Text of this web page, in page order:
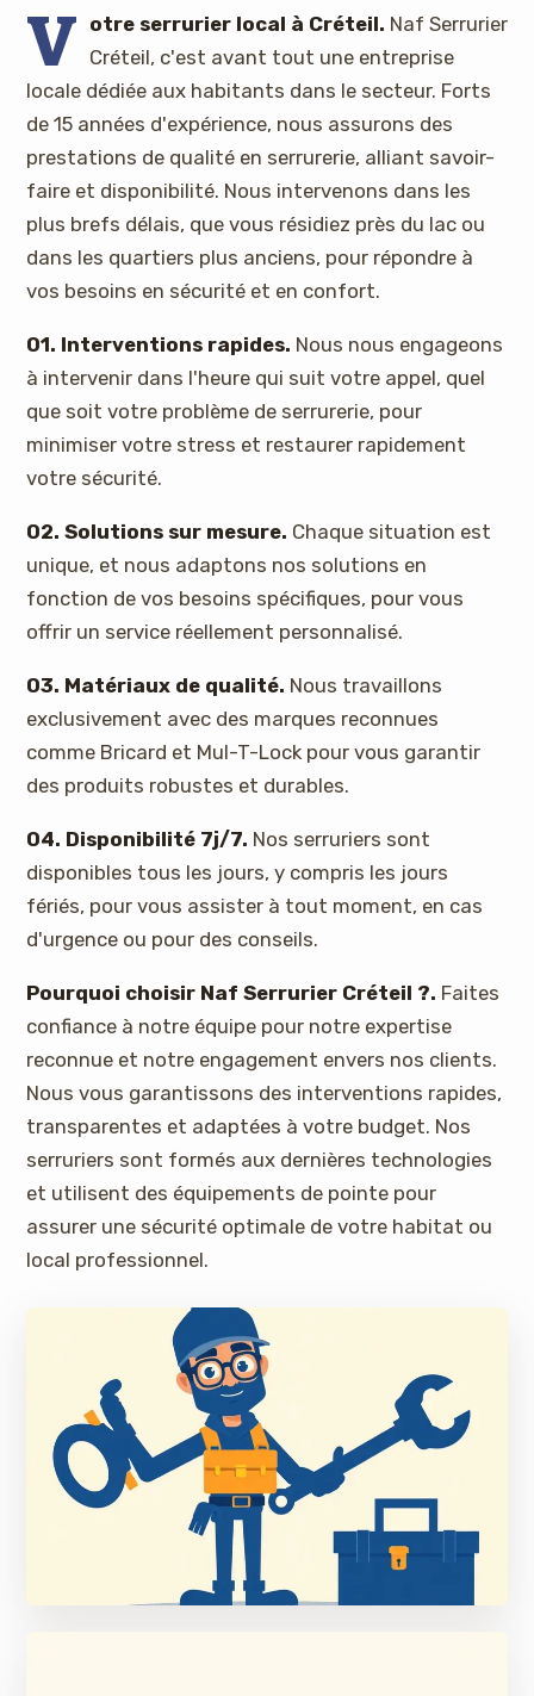
V otre serrurier local à Créteil. Naf Serrurier
Créteil, c'est avant tout une entreprise
locale dédiée aux habitants dans le secteur. Forts
de 15 années d'expérience, nous assurons des
prestations de qualité en serrurerie, alliant savoir-
faire et disponibilité. Nous intervenons dans les
plus brefs délais, que vous résidiez près du lac ou
dans les quartiers plus anciens, pour répondre à
vos besoins en sécurité et en confort.
01. Interventions rapides. Nous nous engageons
à intervenir dans l'heure qui suit votre appel, quel
que soit votre problème de serrurerie, pour
minimiser votre stress et restaurer rapidement
votre sécurité.
02. Solutions sur mesure. Chaque situation est
unique, et nous adaptons nos solutions en
fonction de vos besoins spécifiques, pour vous
offrir un service réellement personnalisé.
03. Matériaux de qualité. Nous travaillons
exclusivement avec des marques reconnues
comme Bricard et Mul-T-Lock pour vous garantir
des produits robustes et durables.
04. Disponibilité 7j/7. Nos serruriers sont
disponibles tous les jours, y compris les jours
fériés, pour vous assister à tout moment, en cas
d'urgence ou pour des conseils.
Pourquoi choisir Naf Serrurier Créteil ?. Faites
confiance à notre équipe pour notre expertise
reconnue et notre engagement envers nos clients.
Nous vous garantissons des interventions rapides,
transparentes et adaptées à votre budget. Nos
serruriers sont formés aux dernières technologies
et utilisent des équipements de pointe pour
assurer une sécurité optimale de votre habitat ou
local professionnel.